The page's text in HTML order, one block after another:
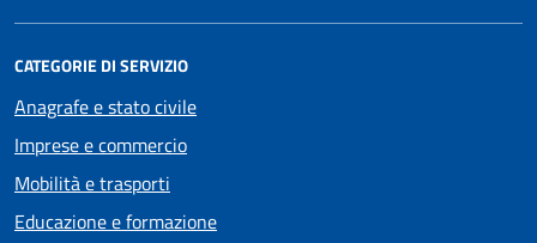
CATEGORIE DI SERVIZIO
Anagrafe e stato civile
Imprese e commercio
Mobilità e trasporti
Educazione e formazione